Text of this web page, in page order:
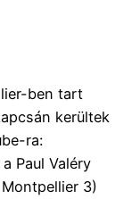
ben tart
kerültek
ra:
Paul Valéry
3)